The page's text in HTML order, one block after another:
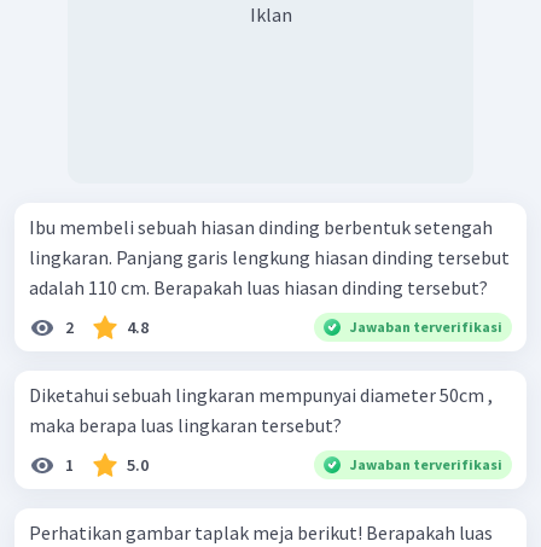
Iklan
Ibu membeli sebuah hiasan dinding berbentuk setengah
lingkaran. Panjang garis lengkung hiasan dinding tersebut
adalah 110 cm. Berapakah luas hiasan dinding tersebut?
2 4.8 Jawaban terverifikasi
Diketahui sebuah lingkaran mempunyai diameter 50cm ,
maka berapa luas lingkaran tersebut?
1 5.0 Jawaban terverifikasi
Perhatikan gambar taplak meja berikut! Berapakah luas